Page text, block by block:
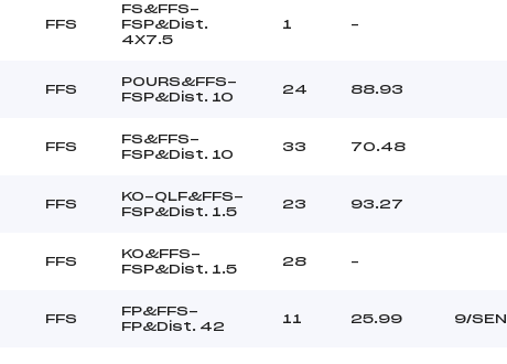
FFS
FS&FFS-
FSP&Dist.
4X7.5
1 –
FFS
POURS&FFS-
FSP&Dist. 10
24 88.93
FFS
FS&FFS-
FSP&Dist. 10
33 70.48
FFS
KO-QLF&FFS-
FSP&Dist. 1.5
23 93.27
FFS
KO&FFS-
FSP&Dist. 1.5
28 –
FFS
FP&FFS-
FP&Dist. 42
11 25.99 9/SEN